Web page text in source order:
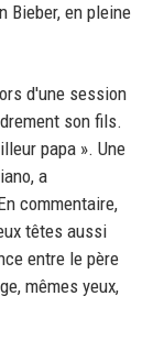
Bieber, en pleine
d'une session
son fils.
papa ». Une
a
commentaire,
têtes aussi
entre le père
mêmes yeux,